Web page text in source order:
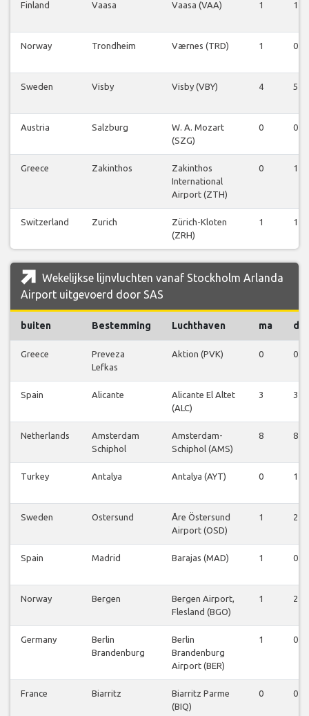
Finland Vaasa Vaasa (VAA) 1 1
Norway Trondheim Værnes (TRD) 1 0
Sweden Visby Visby (VBY) 4 5
Austria Salzburg
W. A. Mozart
(SZG)
0 0
Greece Zakinthos
Zakinthos
International
Airport (ZTH)
0 1
Switzerland Zurich
Zürich-Kloten
(ZRH)
1 1
Wekelijkse lijnvluchten vanaf Stockholm Arlanda
Airport uitgevoerd door SAS
buiten Bestemming Luchthaven ma di
Greece
Preveza
Lefkas
Aktion (PVK) 0 0
Spain Alicante
Alicante El Altet
(ALC)
3 3
Netherlands
Amsterdam
Schiphol
Amsterdam-
Schiphol (AMS)
8 8
Turkey Antalya Antalya (AYT) 0 1
Sweden Ostersund
Åre Östersund
Airport (OSD)
1 2
Spain Madrid Barajas (MAD) 1 0
Norway Bergen
Bergen Airport,
Flesland (BGO)
1 2
Germany
Berlin
Brandenburg
Berlin
Brandenburg
Airport (BER)
1 0
France Biarritz
Biarritz Parme
(BIQ)
0 0